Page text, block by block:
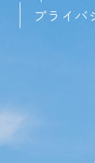
プライバ